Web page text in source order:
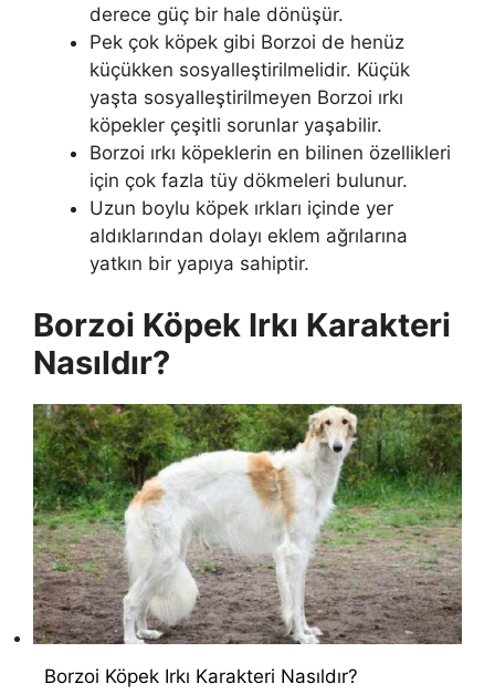
derece güç bir hale dönüşür.
Pek çok köpek gibi Borzoi de henüz
küçükken sosyalleştirilmelidir. Küçük
yaşta sosyalleştirilmeyen Borzoi ırkı
köpekler çeşitli sorunlar yaşabilir.
Borzoi ırkı köpeklerin en bilinen özellikleri
için çok fazla tüy dökmeleri bulunur.
Uzun boylu köpek ırkları içinde yer
aldıklarından dolayı eklem ağrılarına
yatkın bir yapıya sahiptir.
Borzoi Köpek Irkı Karakteri
Nasıldır?
Borzoi Köpek Irkı Karakteri Nasıldır?